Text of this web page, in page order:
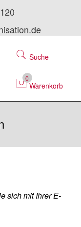
Suche
0
Warenkorb
sich mit Ihrer E-